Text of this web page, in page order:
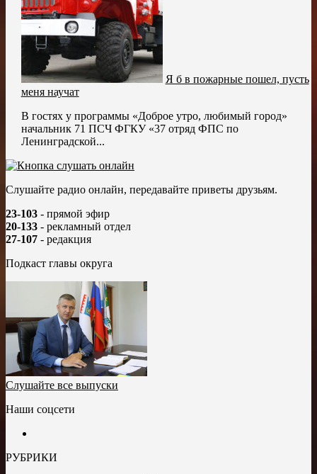
Я б в пожарные пошел, пусть
меня научат
В гостях у программы «Доброе утро, любимый город»
начальник 71 ПСЧ ФГКУ «37 отряд ФПС по
Ленинградской...
Слушайте радио онлайн, передавайте приветы друзьям.
23-103 - прямой эфир
20-133 - рекламный отдел
27-107 - редакция
Подкаст главы округа
Слушайте все выпуски
Наши соцсети
РУБРИКИ